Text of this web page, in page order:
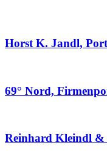
Horst K. Jandl,
69° Nord,
Reinhard Kleindl &